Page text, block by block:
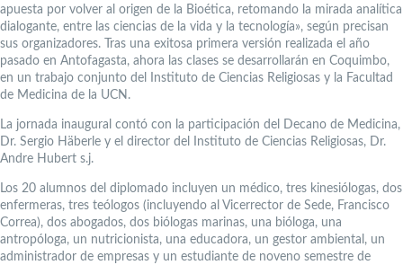
apuesta por volver al origen de la Bioética, retomando la mirada analítica
dialogante, entre las ciencias de la vida y la tecnología», según precisan
sus organizadores. Tras una exitosa primera versión realizada el año
pasado en Antofagasta, ahora las clases se desarrollarán en Coquimbo,
en un trabajo conjunto del Instituto de Ciencias Religiosas y la Facultad
de Medicina de la UCN.
La jornada inaugural contó con la participación del Decano de Medicina,
Dr. Sergio Häberle y el director del Instituto de Ciencias Religiosas, Dr.
Andre Hubert s.j.
Los 20 alumnos del diplomado incluyen un médico, tres kinesiólogas, dos
enfermeras, tres teólogos (incluyendo al Vicerrector de Sede, Francisco
Correa), dos abogados, dos biólogas marinas, una bióloga, una
antropóloga, un nutricionista, una educadora, un gestor ambiental, un
administrador de empresas y un estudiante de noveno semestre de